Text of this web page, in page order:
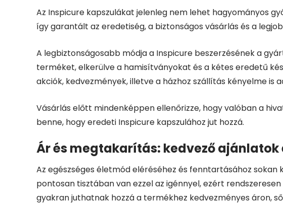
Az Inspicure kapszulákat jelenleg nem lehet hagyományos
így garantált az eredetiség, a biztonságos vásárlás és a
A legbiztonságosabb módja a Inspicure beszerzésének a
terméket, elkerülve a hamisítványokat és a kétes eredetű
akciók, kedvezmények, illetve a házhoz szállítás kényelme is
Vásárlás előtt mindenképpen ellenőrizze, hogy valóban a
benne, hogy eredeti Inspicure kapszulához jut hozzá.
Ár és megtakarítás: kedvező ajánlatok
Az egészséges életmód eléréséhez és fenntartásához
pontosan tisztában van ezzel az igénnyel, ezért
gyakran juthatnak hozzá a termékhez kedvezményes áron,